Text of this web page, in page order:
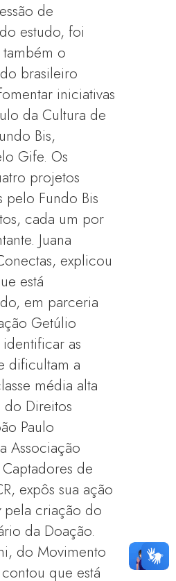
de
estudo, foi
o
brasileiro
iniciativas
da Cultura de
Bis,
Gife. Os
projetos
pelo Fundo Bis
cada um por
Juana
explicou
está
em parceria
Getúlio
as
dificultam a
média alta
do Direitos
Paulo
Associação
de
expôs sua ação
pela criação do
da Doação.
do Movimento
que está